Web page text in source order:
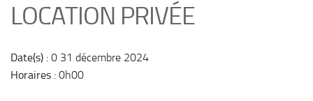
LOCATION PRIVÉE
Date(s) : 0 31 décembre 2024
Horaires : 0h00